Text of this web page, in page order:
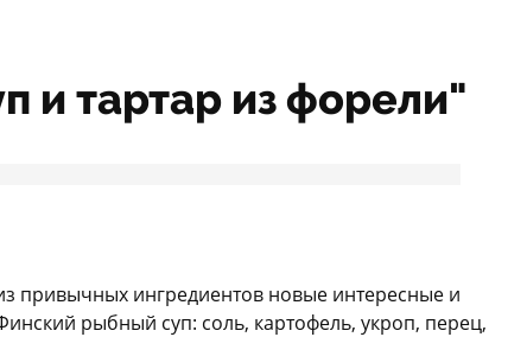
и тартар из форели"
привычных ингредиентов новые интересные и
рыбный суп: соль, картофель, укроп, перец,